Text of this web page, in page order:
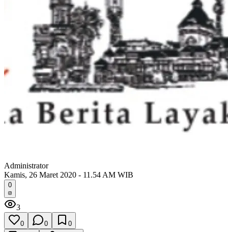
Administrator
Kamis, 26 Maret 2020 - 11.54 AM WIB
0
3
0 0 0